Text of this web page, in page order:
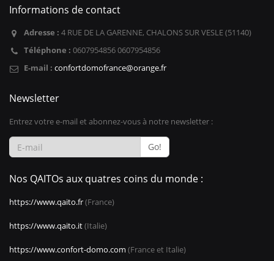
Informations de contact
Adresse : 4 RUE DE LA GARENNE, CHALONS SUR VESLE (51140)
Téléphone : 0607954856 0607954856
E-mail : confortdomofrance@orange.fr
Newsletter
Entrez votre e-mail et abonnez-vous à notre newsletter :
Go!
Nos QAITOs aux quatres coins du monde :
https://www.qaito.fr(France)
https://www.qaito.it(Italie)
https://www.confort-domo.com (France et Italie)